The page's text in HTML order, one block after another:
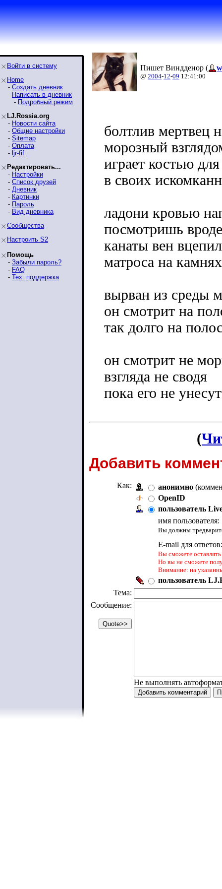
Войти в систему
Home
- Создать дневник
- Написать в дневник
- Подробный режим
LJ.Rossia.org
- Новости сайта
- Общие настройки
- Sitemap
- Оплата
- ljr-fif
Редактировать...
- Настройки
- Список друзей
- Дневник
- Картинки
- Пароль
- Вид дневника
Сообщества
Настроить S2
Помощь
- Забыли пароль?
- FAQ
- Тех. поддержка
Пишет Виндденор (
@ 2004-12-09 12:41:00
болтлив мертвец
морозный
играет костью
в своих
ладони кровью
посмотришь
канаты вен
матроса на
вырван из среды
он смотрит на
так долго на
он смотрит не
взгляда не сводя
пока его не унесут
(
Добавить
Как: анонимно
OpenID
пользователь
имя пользователя:
Вы должны
E-mail для
Вы сможете
Но вы не сможете
Внимание: на
пользователь
Тема:
Сообщение:
Не выполнять